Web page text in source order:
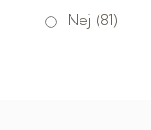
Nej (81)